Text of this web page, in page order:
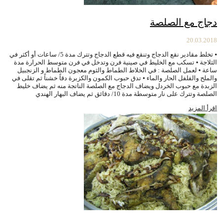
دجاج مع الصلصة
20.03.2018
⦁ تخلط مقادير نقع الدجاج وتنقع فيه قطع الدجاج وتترك مدة 5/ ساعات أو أكثر في
الثلاجة ⦁ تسكب مع الخليط في صينية فرن وتدخل في فرن متوسط الحرارة مدة
ساعة ⦁ لعمل الصلصة : في الخلاط الطماط والثوم معجون الطماط و الزنجبيل
والملح والفلفل الحار والماء ⦁ تدق حبوب الكمون والكزبرة دقاً خشناً ثم تقلى في
الزبدة مع حبوب الخردل ويضاف الدجاج مع الصلصة الناتجة منه ثم يضاف خليط
الصلصة وتترك على نار متوسطة مدة 10/ دقائق ثم يضاف البهار الهندي
اقرأ المزيد